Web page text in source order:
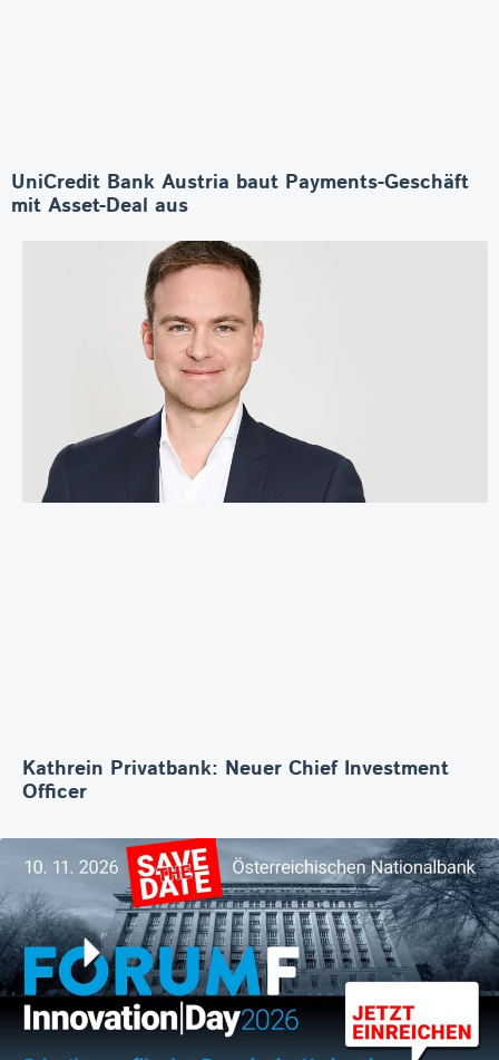
UniCredit Bank Austria baut Payments-Geschäft
mit Asset-Deal aus
Kathrein Privatbank: Neuer Chief Investment
Officer